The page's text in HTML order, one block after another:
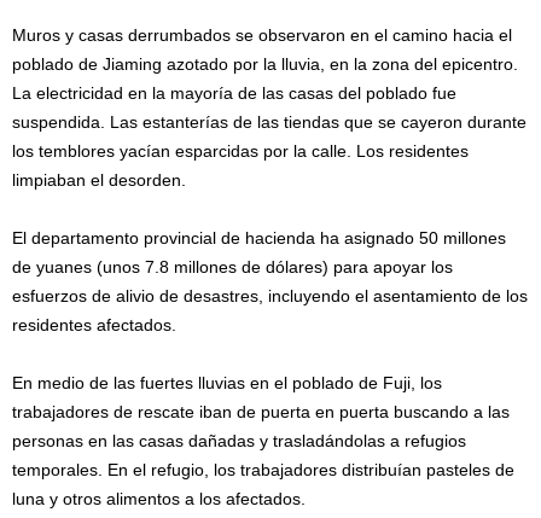
Muros y casas derrumbados se observaron en el camino hacia el
poblado de Jiaming azotado por la lluvia, en la zona del epicentro.
La electricidad en la mayoría de las casas del poblado fue
suspendida. Las estanterías de las tiendas que se cayeron durante
los temblores yacían esparcidas por la calle. Los residentes
limpiaban el desorden.
El departamento provincial de hacienda ha asignado 50 millones
de yuanes (unos 7.8 millones de dólares) para apoyar los
esfuerzos de alivio de desastres, incluyendo el asentamiento de los
residentes afectados.
En medio de las fuertes lluvias en el poblado de Fuji, los
trabajadores de rescate iban de puerta en puerta buscando a las
personas en las casas dañadas y trasladándolas a refugios
temporales. En el refugio, los trabajadores distribuían pasteles de
luna y otros alimentos a los afectados.